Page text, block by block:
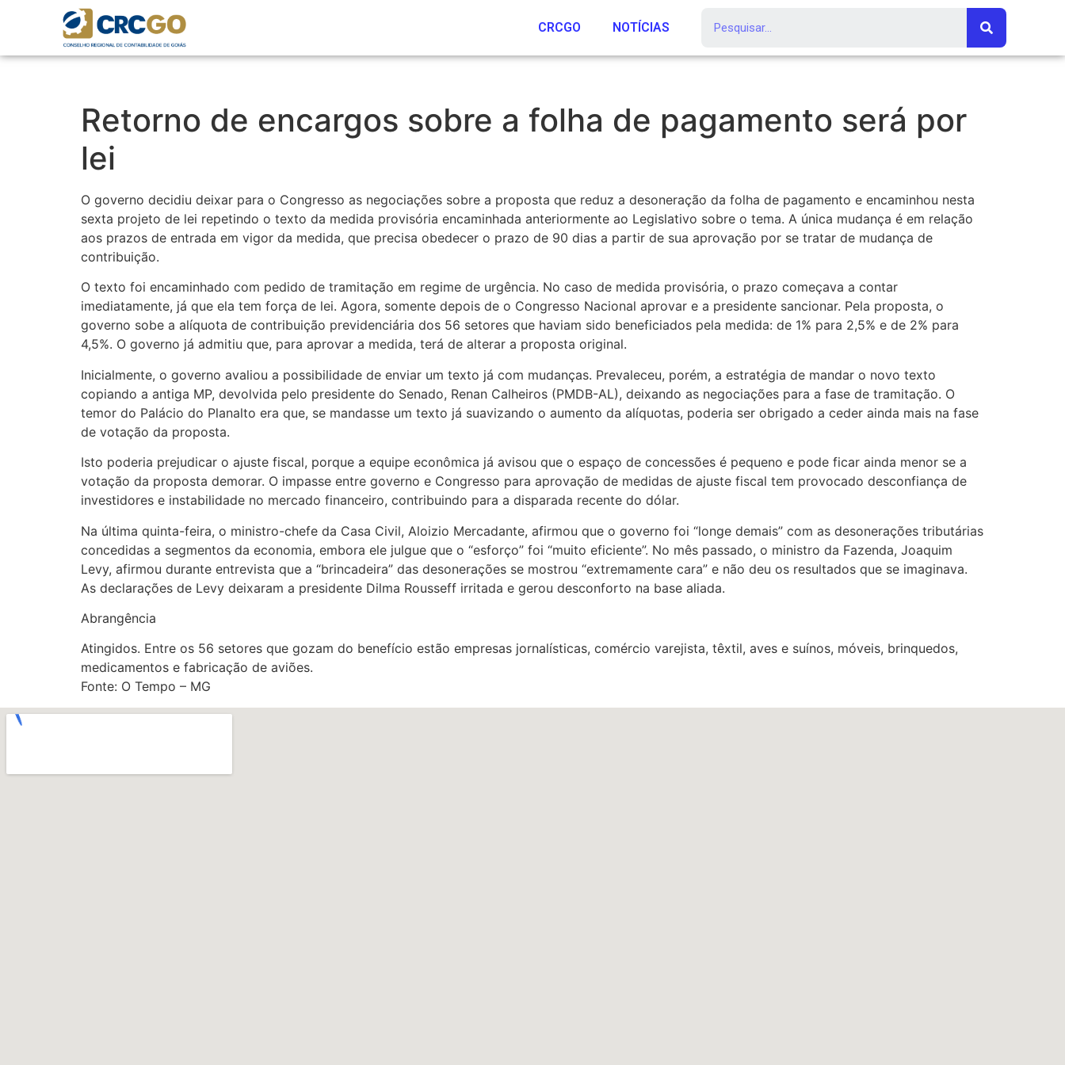
CRCGO NOTÍCIAS
Retorno de encargos sobre a folha de pagamento será por
lei
O governo decidiu deixar para o Congresso as negociações sobre a proposta que reduz a desoneração da folha de pagamento e encaminhou nesta
sexta projeto de lei repetindo o texto da medida provisória encaminhada anteriormente ao Legislativo sobre o tema. A única mudança é em relação
aos prazos de entrada em vigor da medida, que precisa obedecer o prazo de 90 dias a partir de sua aprovação por se tratar de mudança de
contribuição.
O texto foi encaminhado com pedido de tramitação em regime de urgência. No caso de medida provisória, o prazo começava a contar
imediatamente, já que ela tem força de lei. Agora, somente depois de o Congresso Nacional aprovar e a presidente sancionar. Pela proposta, o
governo sobe a alíquota de contribuição previdenciária dos 56 setores que haviam sido beneficiados pela medida: de 1% para 2,5% e de 2% para
4,5%. O governo já admitiu que, para aprovar a medida, terá de alterar a proposta original.
Inicialmente, o governo avaliou a possibilidade de enviar um texto já com mudanças. Prevaleceu, porém, a estratégia de mandar o novo texto
copiando a antiga MP, devolvida pelo presidente do Senado, Renan Calheiros (PMDB-AL), deixando as negociações para a fase de tramitação. O
temor do Palácio do Planalto era que, se mandasse um texto já suavizando o aumento da alíquotas, poderia ser obrigado a ceder ainda mais na fase
de votação da proposta.
Isto poderia prejudicar o ajuste fiscal, porque a equipe econômica já avisou que o espaço de concessões é pequeno e pode ficar ainda menor se a
votação da proposta demorar. O impasse entre governo e Congresso para aprovação de medidas de ajuste fiscal tem provocado desconfiança de
investidores e instabilidade no mercado financeiro, contribuindo para a disparada recente do dólar.
Na última quinta-feira, o ministro-chefe da Casa Civil, Aloizio Mercadante, afirmou que o governo foi “longe demais” com as desonerações tributárias
concedidas a segmentos da economia, embora ele julgue que o “esforço” foi “muito eficiente”. No mês passado, o ministro da Fazenda, Joaquim
Levy, afirmou durante entrevista que a “brincadeira” das desonerações se mostrou “extremamente cara” e não deu os resultados que se imaginava.
As declarações de Levy deixaram a presidente Dilma Rousseff irritada e gerou desconforto na base aliada.
Abrangência
Atingidos. Entre os 56 setores que gozam do benefício estão empresas jornalísticas, comércio varejista, têxtil, aves e suínos, móveis, brinquedos,
medicamentos e fabricação de aviões.
Fonte: O Tempo – MG